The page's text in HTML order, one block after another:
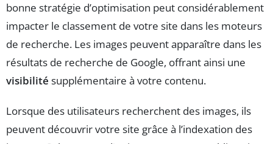
bonne stratégie d’optimisation peut considérablement
impacter le classement de votre site dans les moteurs
de recherche. Les images peuvent apparaître dans les
résultats de recherche de Google, offrant ainsi une
visibilité supplémentaire à votre contenu.
Lorsque des utilisateurs recherchent des images, ils
peuvent découvrir votre site grâce à l’indexation des